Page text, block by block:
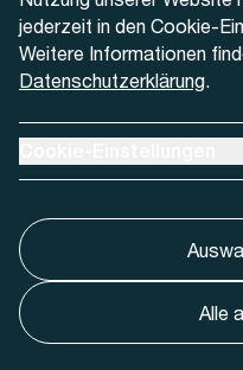
jederzeit in den Cookie-
Weitere Informationen
Datenschutzerklärung.
Alle
Aktuell
Medien
Impressum Datenschutz